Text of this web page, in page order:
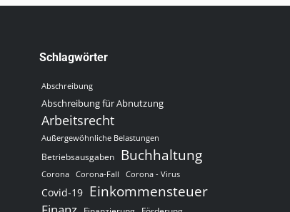
Schlagwörter
Abschreibung
Abschreibung für Abnutzung
Arbeitsrecht
Außergewöhnliche Belastungen
Betriebsausgaben Buchhaltung
Corona Corona-Fall Corona - Virus
Covid-19 Einkommensteuer